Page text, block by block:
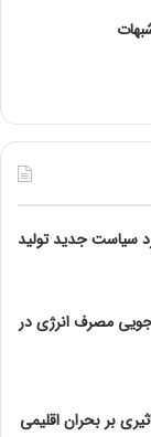
دیجیتالی بزرگ از نظر ارزش بازار
سیاست جدید تولید
مصرف انرژی در
بر بحران اقلیمی